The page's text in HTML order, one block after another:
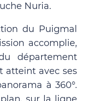
Nuria.
du Puigmal
accomplie,
département
atteint avec ses
à 360°.